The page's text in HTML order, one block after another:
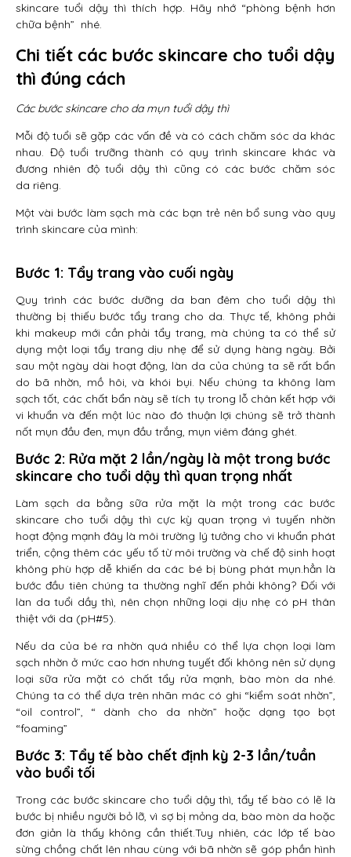
skincare tuổi dậy thì thích hợp. Hãy nhớ “phòng bệnh hơn
chữa bệnh” nhé.
Chi tiết các bước skincare cho tuổi dậy
thì đúng cách
Các bước skincare cho da mụn tuổi dậy thì
Mỗi độ tuổi sẽ gặp các vấn đề và có cách chăm sóc da khác
nhau. Độ tuổi trưỡng thành có quy trình skincare khác và
đương nhiên độ tuổi dậy thì cũng có các bước chăm sóc
da riêng.
Một vài bước làm sạch mà các bạn trẻ nên bổ sung vào quy
trình skincare của mình:
Bước 1: Tẩy trang vào cuối ngày
Quy trình các bước dưỡng da ban đêm cho tuổi dậy thì
thường bị thiếu bước tẩy trang cho da. Thực tế, không phải
khi makeup mới cần phải tẩy trang, mà chúng ta có thể sử
dụng một loại tẩy trang dịu nhẹ để sử dụng hàng ngày. Bởi
sau một ngày dài hoạt động, làn da của chúng ta sẽ rất bẩn
do bã nhờn, mồ hôi, và khói bụi. Nếu chúng ta không làm
sạch tốt, các chất bẩn này sẽ tích tụ trong lỗ chân kết hợp với
vi khuẩn và đến một lúc nào đó thuận lợi chúng sẽ trở thành
nốt mụn đầu đen, mụn đầu trắng, mụn viêm đáng ghét.
Bước 2: Rửa mặt 2 lần/ngày là một trong bước
skincare cho tuổi dậy thì quan trọng nhất
Làm sạch da bằng sữa rửa mặt là một trong các bước
skincare cho tuổi dậy thì cực kỳ quan trọng vì tuyến nhờn
hoạt động mạnh đây là môi trường lý tưởng cho vi khuẩn phát
triển, cộng thêm các yếu tố từ môi trường và chế độ sinh hoạt
không phù hợp dễ khiến da các bé bị bùng phát mụn.hẳn là
bước đầu tiên chúng ta thường nghĩ đến phải không? Đối với
làn da tuổi dầy thì, nên chọn những loại dịu nhẹ có pH thân
thiệt với da (pH#5).
Nếu da của bé ra nhờn quá nhiều có thể lựa chọn loại làm
sạch nhờn ở mức cao hơn nhưng tuyết đối không nên sử dụng
loại sữa rửa mặt có chất tẩy rửa mạnh, bào mòn da nhé.
Chúng ta có thể dựa trên nhãn mác có ghi “kiểm soát nhờn”,
“oil control”, “ dành cho da nhờn” hoặc dạng tạo bọt
“foaming”
Bước 3: Tẩy tế bào chết định kỳ 2-3 lần/tuần
vào buổi tối
Trong các bước skincare cho tuổi dậy thì, tẩy tế bào có lẽ là
bước bị nhiều người bỏ lỡ, vì sợ bị mỏng da, bào mòn da hoặc
đơn giản là thấy không cần thiết.Tuy nhiên, các lớp tế bào
sừng chồng chất lên nhau cùng với bã nhờn sẽ góp phần hình